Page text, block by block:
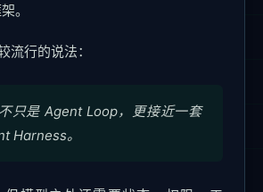
。
流行的说法：
只是 Agent Loop，更接近一套
Harness。